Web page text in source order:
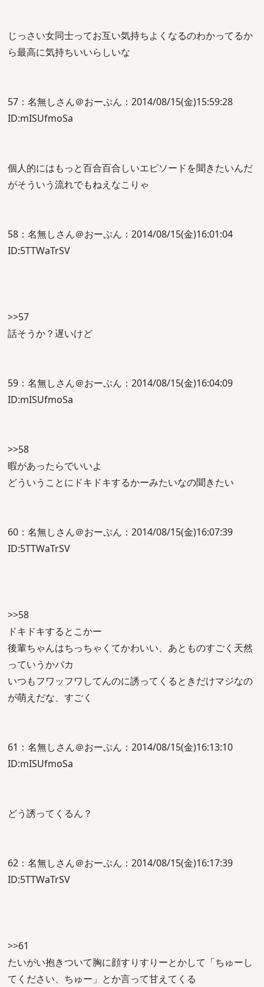
じっさい女同士ってお互い気持ちよくなるのわかってるか
ら最高に気持ちいいらしいな
57：名無しさん＠おーぷん：2014/08/15(金)15:59:28
ID:mISUfmoSa
個人的にはもっと百合百合しいエピソードを聞きたいんだ
がそういう流れでもねえなこりゃ
58：名無しさん＠おーぷん：2014/08/15(金)16:01:04
ID:5TTWaTrSV
>>57
話そうか？遅いけど
59：名無しさん＠おーぷん：2014/08/15(金)16:04:09
ID:mISUfmoSa
>>58
暇があったらでいいよ
どういうことにドキドキするかーみたいなの聞きたい
60：名無しさん＠おーぷん：2014/08/15(金)16:07:39
ID:5TTWaTrSV
>>58
ドキドキするとこかー
後輩ちゃんはちっちゃくてかわいい、あとものすごく天然
っていうかバカ
いつもフワッフワしてんのに誘ってくるときだけマジなの
が萌えだな、すごく
61：名無しさん＠おーぷん：2014/08/15(金)16:13:10
ID:mISUfmoSa
どう誘ってくるん？
62：名無しさん＠おーぷん：2014/08/15(金)16:17:39
ID:5TTWaTrSV
>>61
たいがい抱きついて胸に顔すりすりーとかして「ちゅーし
てください、ちゅー」とか言って甘えてくる